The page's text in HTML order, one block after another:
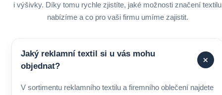
i výšivky. Díky tomu rychle zjistíte, jaké možnosti značení textilu
nabízíme a co pro vaši firmu umíme zajistit.
Jaký reklamní textil si u vás mohu
objednat?
+
V sortimentu reklamního textilu a firemního oblečení najdete